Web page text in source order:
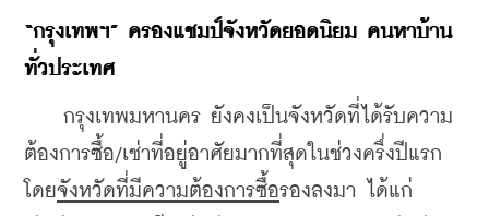
“กรุงเทพฯ” ครองแชมป์จังหวัดยอดนิยม คนหาบ้าน
ทั่วประเทศ
กรุงเทพมหานคร ยังคงเป็นจังหวัดที่ได้รับความ
ต้องการซื้อ/เช่าที่อยู่อาศัยมากที่สุดในช่วงครึ่งปีแรก
โดยจังหวัดที่มีความต้องการซื้อรองลงมา ได้แก่